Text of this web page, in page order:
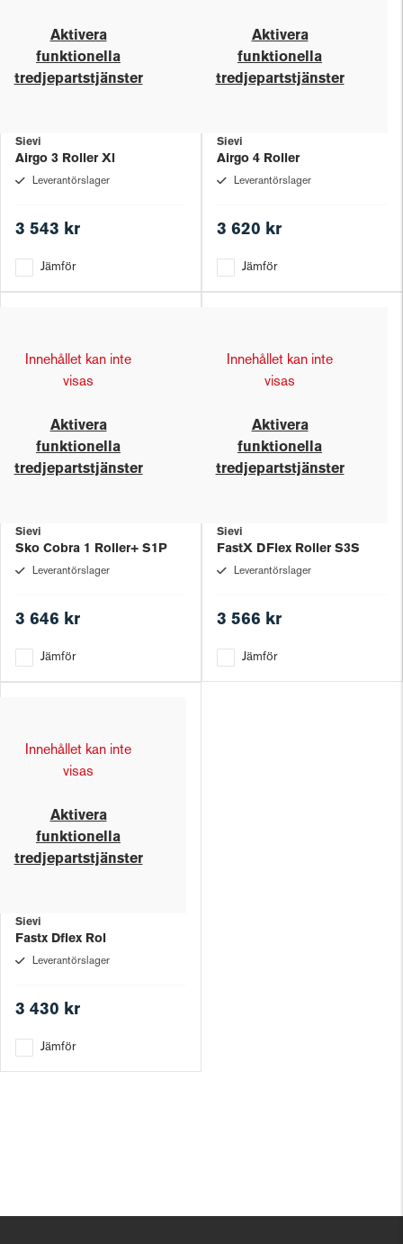
Aktivera
funktionella
tredjepartstjänster
Sievi
Airgo 3 Roller Xl
Leverantörslager
3 543 kr
Jämför
Aktivera
funktionella
tredjepartstjänster
Sievi
Airgo 4 Roller
Leverantörslager
3 620 kr
Jämför
Innehållet kan inte
visas
Aktivera
funktionella
tredjepartstjänster
Sievi
Sko Cobra 1 Roller+ S1P
Leverantörslager
3 646 kr
Jämför
Innehållet kan inte
visas
Aktivera
funktionella
tredjepartstjänster
Sievi
FastX DFlex Roller S3S
Leverantörslager
3 566 kr
Jämför
Innehållet kan inte
visas
Aktivera
funktionella
tredjepartstjänster
Sievi
Fastx Dflex Rol
Leverantörslager
3 430 kr
Jämför